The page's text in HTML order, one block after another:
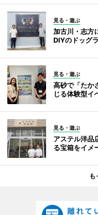
見る・遊ぶ
加古川・志方
DIYのドッグ
見る・遊ぶ
高砂で「たか
じる体験型イ
見る・遊ぶ
アステル洋
る宝箱をイメ
も